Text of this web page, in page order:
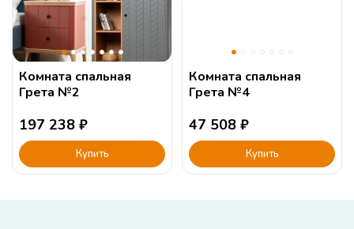
Комната спальная
Грета №2
197 238 ₽
Купить
Комната спальная
Грета №4
47 508 ₽
Купить